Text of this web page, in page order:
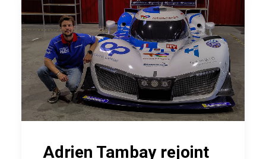
Adrien Tambay rejoint